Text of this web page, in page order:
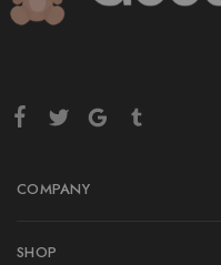
COMPANY
SHOP